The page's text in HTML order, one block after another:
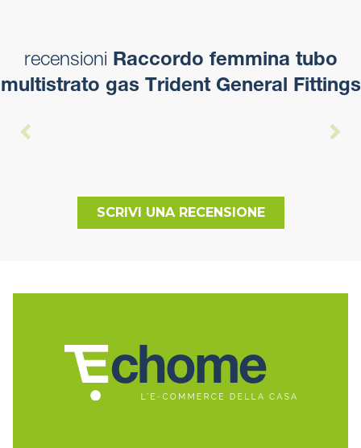
recensioni Raccordo femmina tubo
multistrato gas Trident General Fittings
SCRIVI UNA RECENSIONE